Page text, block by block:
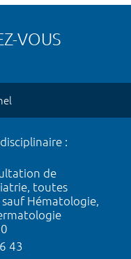
VOUS
:
de
toutes
Hématologie,
43